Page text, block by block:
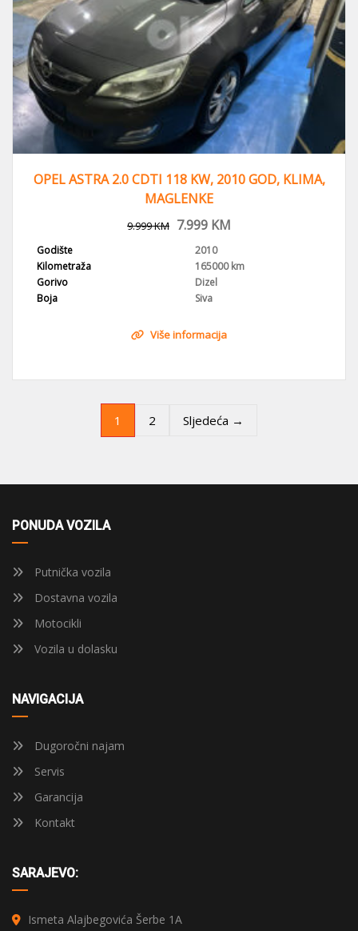
OPEL ASTRA 2.0 CDTI 118 KW, 2010 GOD, KLIMA,
MAGLENKE
9.999KM 7.999 KM
Godište
2010
Kilometraža
165000 km
Gorivo
Dizel
Boja
Siva
Više informacija
1 2 Sljedeća →
PONUDA VOZILA
Putnička vozila
Dostavna vozila
Motocikli
Vozila u dolasku
NAVIGACIJA
Dugoročni najam
Servis
Garancija
Kontakt
SARAJEVO:
Ismeta Alajbegovića Šerbe 1A